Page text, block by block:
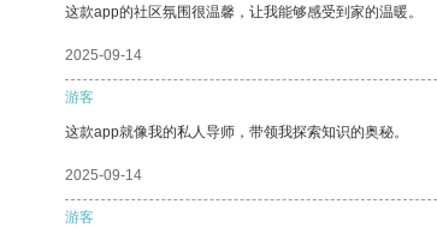
这款app的社区氛围很温馨，让我能够感受到家的温暖。
2025-09-14
游客
这款app就像我的私人导师，带领我探索知识的奥秘。
2025-09-14
游客